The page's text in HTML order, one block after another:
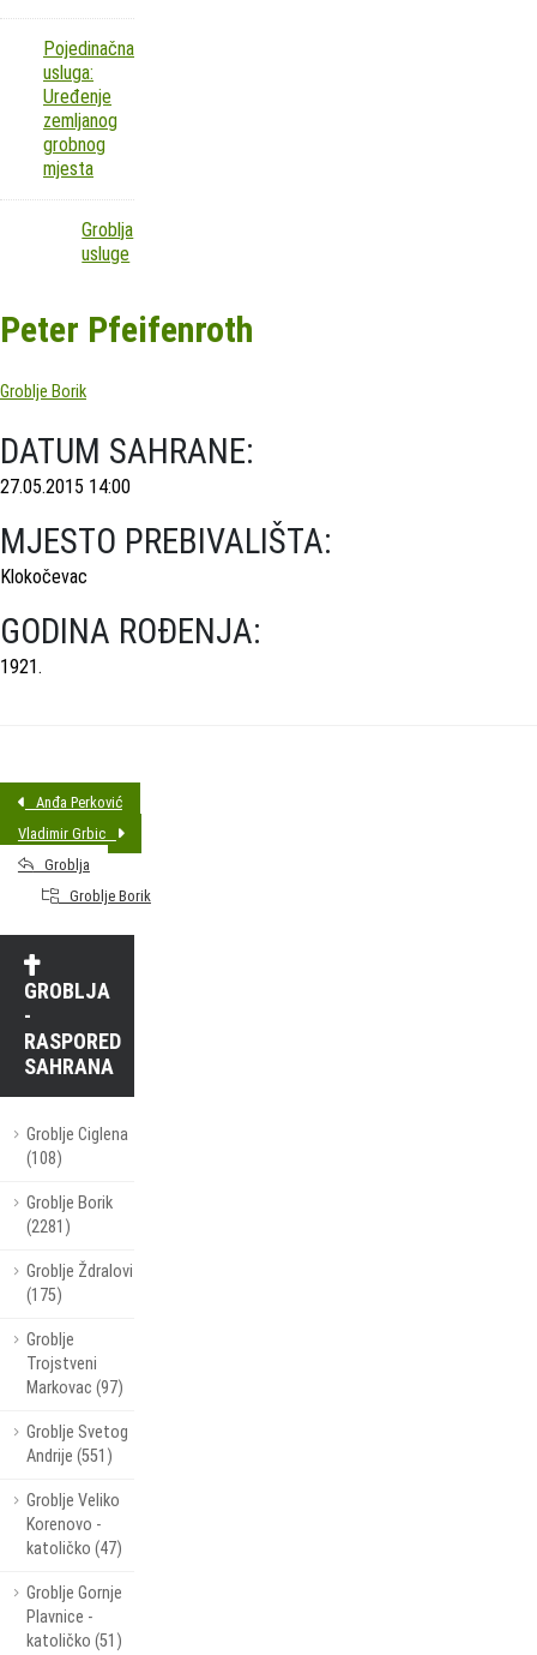
Pojedinačna
usluga:
Uređenje
zemljanog
grobnog
mjesta
Groblja
usluge
Peter Pfeifenroth
Groblje Borik
DATUM SAHRANE:
27.05.2015 14:00
MJESTO PREBIVALIŠTA:
Klokočevac
GODINA ROĐENJA:
1921.
Anđa Perković
Vladimir Grbic
Groblja
Groblje Borik
GROBLJA
-
RASPORED
SAHRANA
Groblje Ciglena
(108)
Groblje Borik
(2281)
Groblje Ždralovi
(175)
Groblje
Trojstveni
Markovac (97)
Groblje Svetog
Andrije (551)
Groblje Veliko
Korenovo -
katoličko (47)
Groblje Gornje
Plavnice -
katoličko (51)